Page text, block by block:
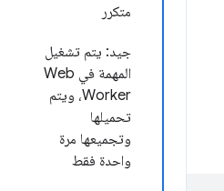
متكرر
جيد: يتم تشغيل
المهمة في Web
Worker، ويتم
تحميلها
وتجميعها مرة
واحدة فقط